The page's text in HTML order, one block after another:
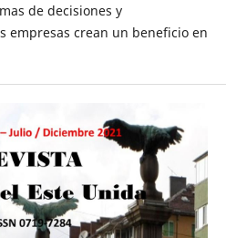
de decisiones y
empresas crean un beneficio en